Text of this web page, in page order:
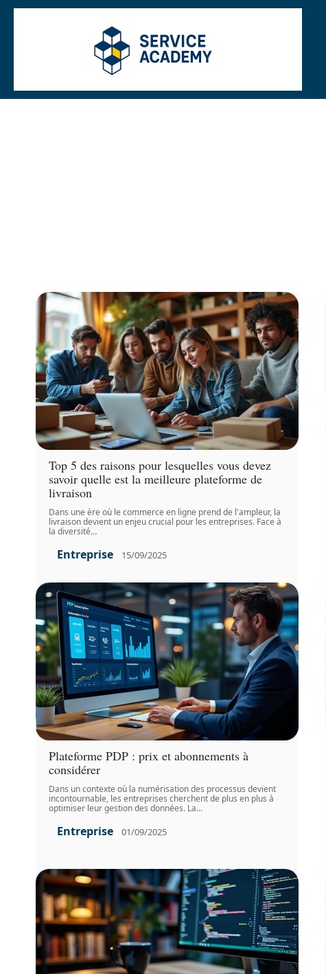
Top 5 des raisons pour lesquelles vous devez
savoir quelle est la meilleure plateforme de
livraison
Dans une ère où le commerce en ligne prend de l'ampleur, la
livraison devient un enjeu crucial pour les entreprises. Face à
la diversité…
Entreprise 15/09/2025
Plateforme PDP : prix et abonnements à
considérer
Dans un contexte où la numérisation des processus devient
incontournable, les entreprises cherchent de plus en plus à
optimiser leur gestion des données. La…
Entreprise 01/09/2025